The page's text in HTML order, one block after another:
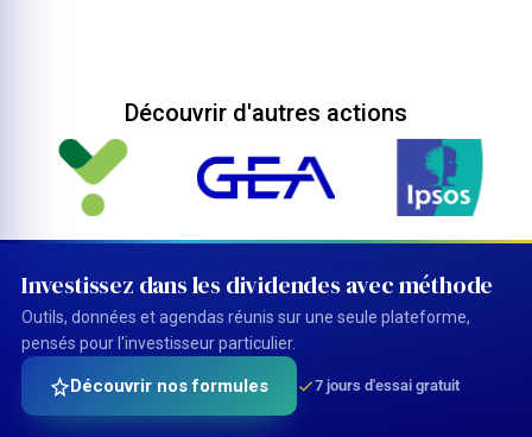
Découvrir d'autres actions
Investissez dans les dividendes avec méthode
Outils, données et agendas réunis sur une seule plateforme,
pensés pour l'investisseur particulier.
Découvrir nos formules 7 jours d'essai gratuit